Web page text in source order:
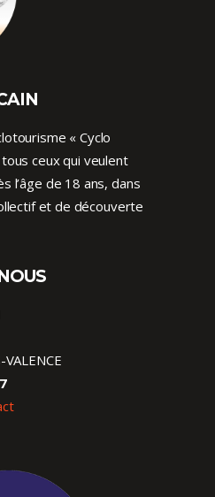
« Cyclo
ceux qui veulent
l’âge de 18 ans, dans
et de découverte